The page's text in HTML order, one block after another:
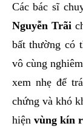
Các bác sĩ
Nguyễn Trãi
bất thường có
vô cùng
xem nhẹ để
chứng và khó
hiện vùng kín